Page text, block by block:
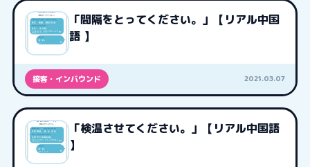
「間隔をとってください。」【リアル中国
語 】
接客・インバウンド 2021.03.07
「検温させてください。」【リアル中国語
】